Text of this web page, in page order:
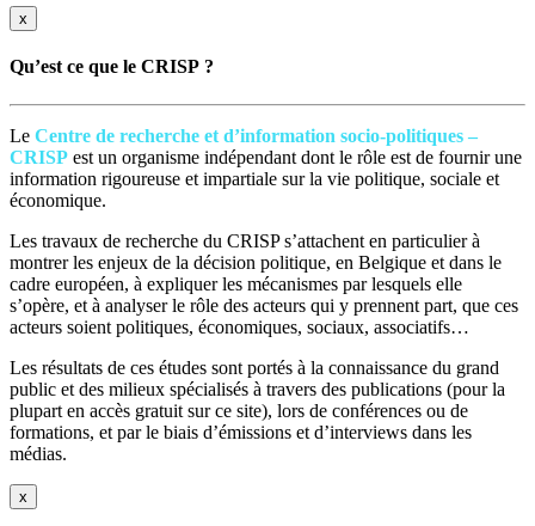
x
Qu’est ce que le CRISP ?
Le Centre de recherche et d’information socio-politiques –
CRISP est un organisme indépendant dont le rôle est de fournir une
information rigoureuse et impartiale sur la vie politique, sociale et
économique.
Les travaux de recherche du CRISP s’attachent en particulier à
montrer les enjeux de la décision politique, en Belgique et dans le
cadre européen, à expliquer les mécanismes par lesquels elle
s’opère, et à analyser le rôle des acteurs qui y prennent part, que ces
acteurs soient politiques, économiques, sociaux, associatifs…
Les résultats de ces études sont portés à la connaissance du grand
public et des milieux spécialisés à travers des publications (pour la
plupart en accès gratuit sur ce site), lors de conférences ou de
formations, et par le biais d’émissions et d’interviews dans les
médias.
x